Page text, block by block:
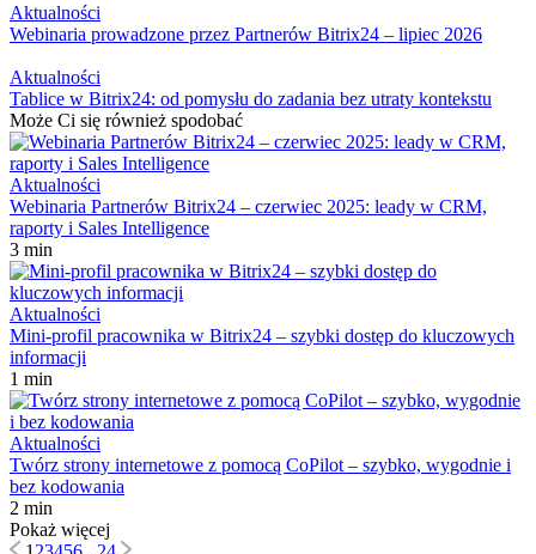
Aktualności
Webinaria prowadzone przez Partnerów Bitrix24 – lipiec 2026
Aktualności
Tablice w Bitrix24: od pomysłu do zadania bez utraty kontekstu
Może Ci się również spodobać
Aktualności
Webinaria Partnerów Bitrix24 – czerwiec 2025: leady w CRM,
raporty i Sales Intelligence
3 min
Aktualności
Mini-profil pracownika w Bitrix24 – szybki dostęp do kluczowych
informacji
1 min
Aktualności
Twórz strony internetowe z pomocą CoPilot – szybko, wygodnie i
bez kodowania
2 min
Pokaż więcej